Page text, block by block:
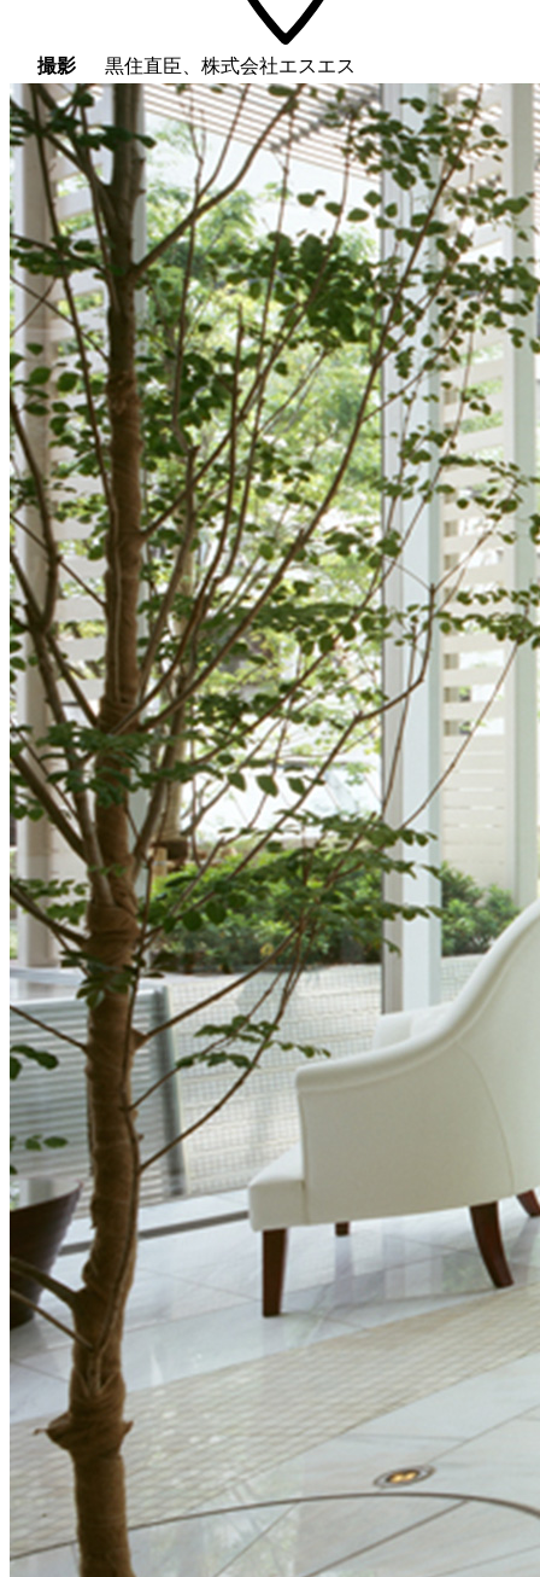
撮影 黒住直臣、株式会社エスエス